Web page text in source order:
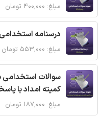
مبلغ: ۴۰۰,۰۰۰ تومان
درسنامه
مبلغ: ۵۵۳,۰۰۰ تومان
سوالات
کمیته امداد با
مبلغ: ۱۸۷,۰۰۰ تومان